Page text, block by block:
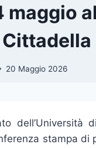
maggio
Cittadella
20 Maggio 2026
dell’Università
stampa di